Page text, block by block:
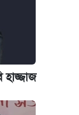
হাজ্জাজ